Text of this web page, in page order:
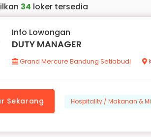
34 loker tersedia
Info Lowongan
DUTY MANAGER
Grand Mercure Bandung Setiabudi
Sekarang Hospitality / Makanan &